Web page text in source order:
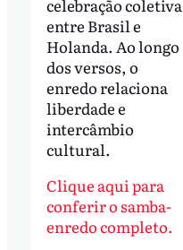
celebração coletiva
entre Brasil e
Holanda. Ao longo
dos versos, o
enredo relaciona
liberdade e
intercâmbio
cultural.
Clique aqui para
conferir o samba-
enredo completo.